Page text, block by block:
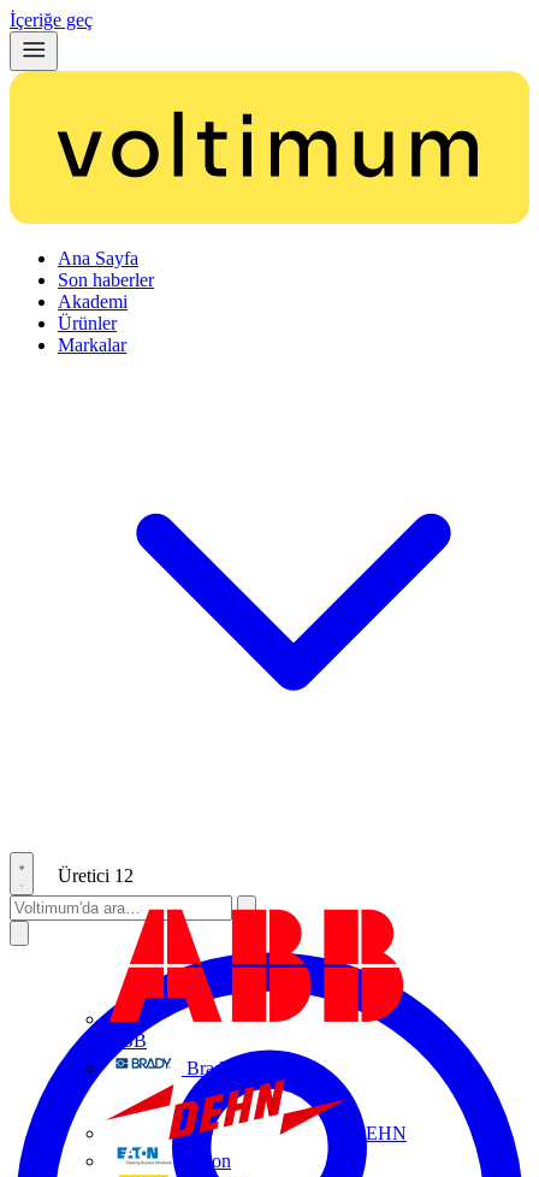
İçeriğe geç
Ana Sayfa
Son haberler
Akademi
Ürünler
Markalar
Üretici 12
ABB
Brady
DEHN
Eaton